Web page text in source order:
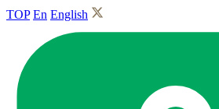
TOP En English